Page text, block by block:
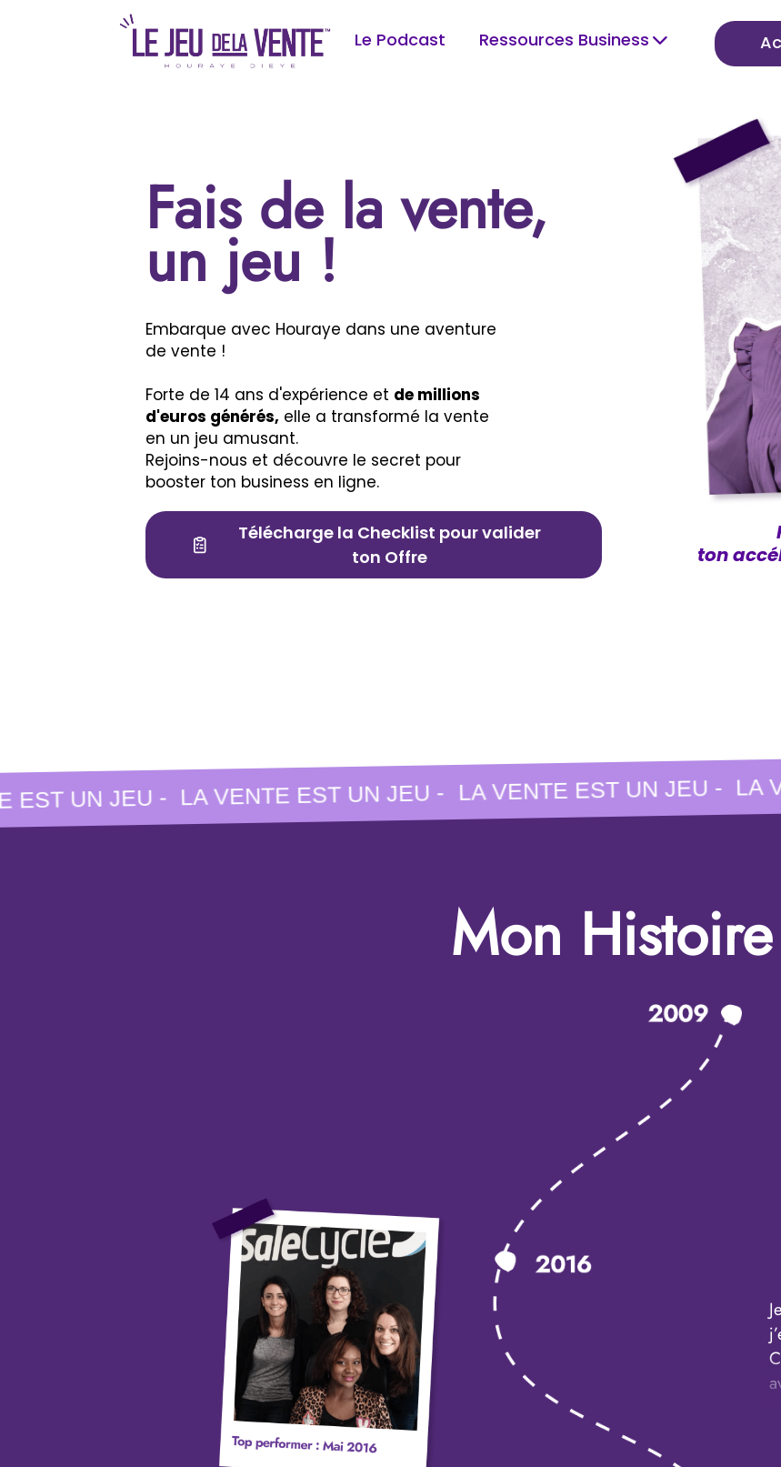
Le Podcast Ressources Business
Fais de la vente,
un jeu !
Embarque avec Houraye dans une aventure
de vente !
Forte de 14 ans d'expérience et de millions
d'euros générés, elle a transformé la vente
en un jeu amusant.
Rejoins-nous et découvre le secret pour
booster ton business en ligne.
Télécharge la Checklist pour valider
ton Offre
ton
UN JEU - LA VENTE EST UN JEU - LA VENTE EST UN JEU - LA
Mon Histoire